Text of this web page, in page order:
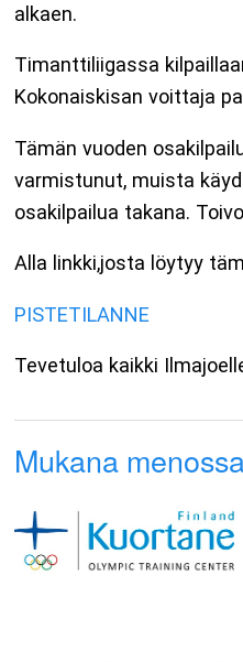
alkaen.
Timanttiliigassa
Kokonaiskisan voittaja
Tämän vuoden
varmistunut, muista
osakilpailua takana.
Alla linkki,josta löytyy
PISTETILANNE
Tevetuloa kaikki
Mukana